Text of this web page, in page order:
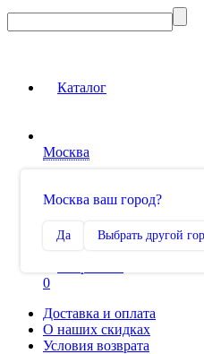
Каталог
Москва
Москва ваш город?
Да Выбрать другой
Сравнение
0
Доставка и оплата
О наших скидках
Условия возврата